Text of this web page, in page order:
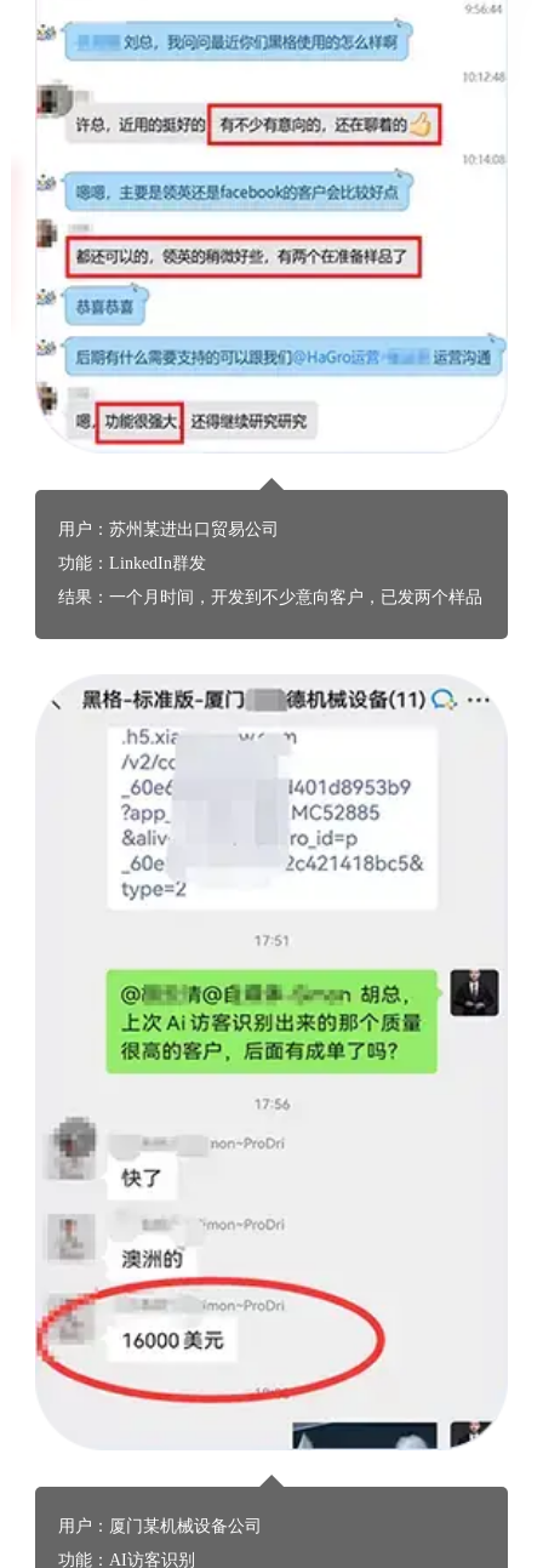
用户：苏州某进出口贸易公司
功能：LinkedIn群发
结果：一个月时间，开发到不少意向客户，已发两个样品
用户：厦门某机械设备公司
功能：AI访客识别